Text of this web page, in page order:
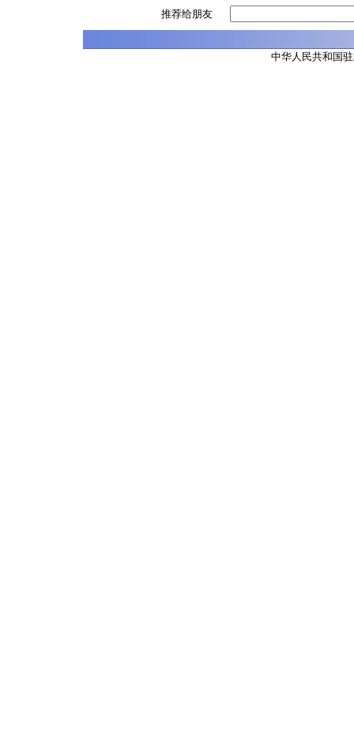
推荐给朋友
中华人民共和国